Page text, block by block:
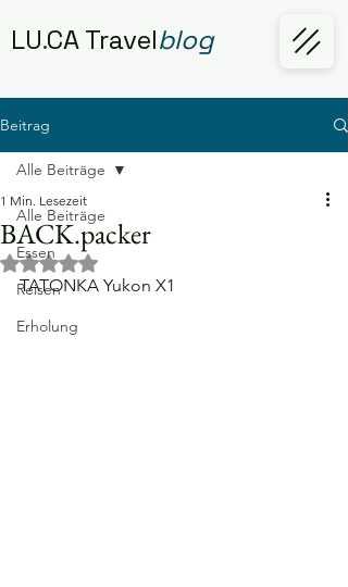
LU.CA Travelblog
Beitrag
Alle Beiträge
Essen
Reisen
Erholung
Alle Beiträge
BACK.packer
1 Min. Lesezeit
Mit NaN von 5 Sternen bewertet.
TATONKA Yukon X1